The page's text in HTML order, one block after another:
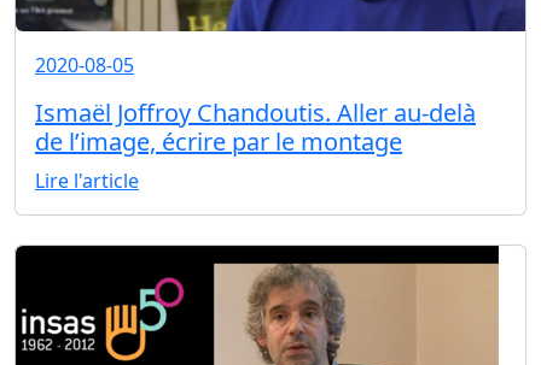
2020-08-05
Ismaël Joffroy Chandoutis. Aller au-delà
de l’image, écrire par le montage
Lire l'article